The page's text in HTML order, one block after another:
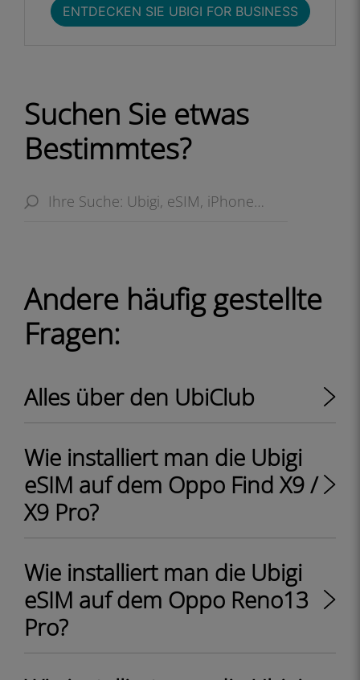
ENTDECKEN SIE UBIGI FOR BUSINESS​​
Suchen Sie etwas
Bestimmtes?
Andere häufig gestellte
Fragen:
Alles über den UbiClub
Wie installiert man die Ubigi
eSIM auf dem Oppo Find X9 /
X9 Pro?
Wie installiert man die Ubigi
eSIM auf dem Oppo Reno13
Pro?